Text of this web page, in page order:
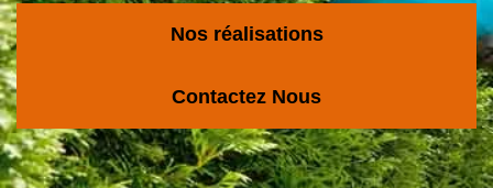
Nos réalisations
Contactez Nous